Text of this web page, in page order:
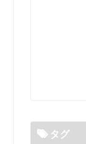
タグ